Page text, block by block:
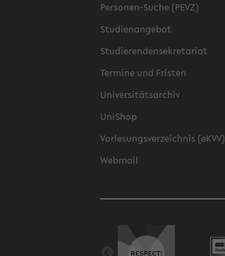
Personen-Suche (PEVZ)
Studienangebot
Studierendensekretariat
Termine und Fristen
Universitätsarchiv
UniShop
Vorlesungsverzeichnis (eKVV)
Webmail